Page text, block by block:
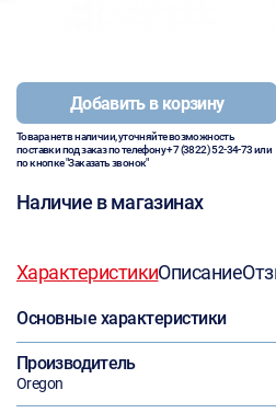
Добавить в корзину
Товара нет в наличии, уточняйте возможность
поставки под заказ по телефону+7 (3822) 52-34-73или
по кнопке "Заказать звонок"
Наличие в магазинах
ХарактеристикиОписание
Основные характеристики
Производитель
Oregon